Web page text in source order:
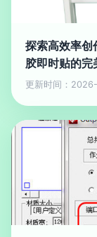
探索高效率
胶即时贴的完
更新时间：